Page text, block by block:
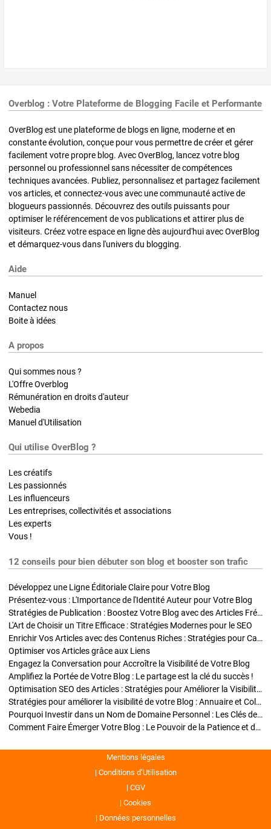
Overblog : Votre Plateforme de Blogging Facile et Performante
OverBlog est une plateforme de blogs en ligne, moderne et en
constante évolution, conçue pour vous permettre de créer et gérer
facilement votre propre blog. Avec OverBlog, lancez votre blog
personnel ou professionnel sans nécessiter de compétences
techniques avancées. Publiez, personnalisez et partagez facilement
vos articles, et connectez-vous avec une communauté active de
blogueurs passionnés. Découvrez des outils puissants pour
optimiser le référencement de vos publications et attirer plus de
visiteurs. Créez votre espace en ligne dès aujourd'hui avec OverBlog
et démarquez-vous dans l'univers du blogging.
Aide
Manuel
Contactez nous
Boite à idées
A propos
Qui sommes nous ?
L'Offre Overblog
Rémunération en droits d'auteur
Webedia
Manuel d'Utilisation
Qui utilise OverBlog ?
Les créatifs
Les passionnés
Les influenceurs
Les entreprises, collectivités et associations
Les experts
Vous !
12 conseils pour bien débuter son blog et booster son trafic
Développez une Ligne Éditoriale Claire pour Votre Blog
Présentez-vous : L'Importance de l'Identité Auteur pour Votre Blog
Stratégies de Publication : Boostez Votre Blog avec des Articles Fréquents et Exclusifs
L'Art de Choisir un Titre Efficace : Stratégies Modernes pour le SEO
Enrichir Vos Articles avec des Contenus Riches : Stratégies pour Captiver et Optimiser
Optimiser vos Articles grâce aux Liens
Engagez la Conversation pour Accroître la Visibilité de Votre Blog
Amplifiez la Portée de Votre Blog : Le partage est la clé du succès !
Optimisation SEO des Articles : Stratégies pour Améliorer la Visibilité de Votre Blog
Stratégies pour améliorer la visibilité de votre Blog : Annuaire et Collaborations
Pourquoi Investir dans un Nom de Domaine Personnel : Les Clés de la Réussite de Votre Blog
Comment Faire Émerger Votre Blog : Le Pouvoir de la Patience et de la Persévérance
Mentions légales
Conditions d’Utilisation
CGV
Cookies
Données personnelles